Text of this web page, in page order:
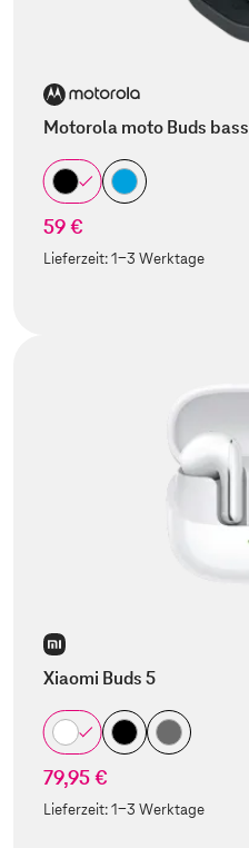
Motorola moto Buds bass
59 €
Lieferzeit:1-3 Werktage
Xiaomi Buds 5
79,95 €
Lieferzeit:1-3 Werktage